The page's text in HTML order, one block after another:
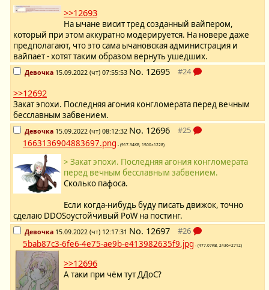
>>12693
На ычане висит тред созданный вайпером,
который при этом аккуратно модерируется. На новере даже
предполагают, что это сама ычановская администрация и
вайпает - хотят таким образом вернуть ушедших.
Девочка 15.09.2022 (чт) 07:55:53 No. 12695
>>12692
Закат эпохи. Последняя агония конгломерата перед вечным
бесславным забвением.
Девочка 15.09.2022 (чт) 08:12:32 No. 12696
1663136904883697.png - (917.34KB, 1500×1228)
> Закат эпохи. Последняя агония конгломерата
перед вечным бесславным забвением.
Сколько пафоса.
Если когда-нибудь буду писать движок, точно
сделаю DDOSоустойчивый PoW на постинг.
Девочка 15.09.2022 (чт) 12:17:31 No. 12697
5bab87c3-6fe6-4e75-ae9b-e413982635f9.jpg - (477.07KB, 2436×2712)
>>12696
А таки при чём тут ДДоС?